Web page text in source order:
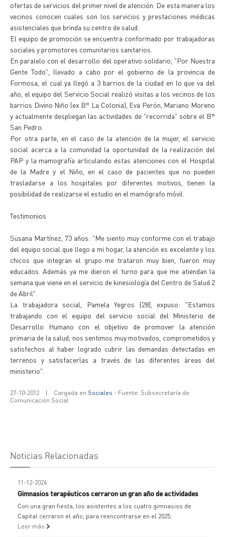
ofertas de servicios del primer nivel de atención. De esta manera los
vecinos conocen cuales son los servicios y prestaciones médicas
asistenciales que brinda su centro de salud.
El equipo de promoción se encuentra conformado por trabajadoras
sociales y promotores comunitarios sanitarios.
En paralelo con el desarrollo del operativo solidario, "Por Nuestra
Gente Todo", llevado a cabo por el gobierno de la provincia de
Formosa, el cual ya llegó a 3 barrios de la ciudad en lo que va del
año, el equipo del Servicio Social realizó visitas a los vecinos de los
barrios Divino Niño (ex B° La Colonia), Eva Perón, Mariano Moreno
y actualmente despliegan las actividades de "recorrida" sobre el B°
San Pedro.
Por otra parte, en el caso de la atención de la mujer, el servicio
social acerca a la comunidad la oportunidad de la realización del
PAP y la mamografía articulando estas atenciones con el Hospital
de la Madre y el Niño, en el caso de pacientes que no pueden
trasladarse a los hospitales por diferentes motivos, tienen la
posibilidad de realizarse el estudio en el mamógrafo móvil.
Testimonios
Susana Martínez, 73 años: "Me siento muy conforme con el trabajo
del equipo social que llego a mi hogar, la atención es excelente y los
chicos que integran el grupo me trataron muy bien, fueron muy
educados. Además ya me dieron el turno para que me atiendan la
semana que viene en el servicio de kinesiología del Centro de Salud 2
de Abril".
La trabajadora social, Pamela Yegros (28), expuso: "Estamos
trabajando con el equipo del servicio social del Ministerio de
Desarrollo Humano con el objetivo de promover la atención
primaria de la salud, nos sentimos muy motivados, comprometidos y
satisfechos al haber logrado cubrir las demandas detectadas en
terrenos y satisfacerlas a través de las diferentes áreas del
ministerio".
27-10-2012 | Cargada en Sociales - Fuente: Subsecretaría de
Comunicación Social
Noticias Relacionadas
11-12-2024
Gimnasios terapéuticos cerraron un gran año de actividades
Con una gran fiesta, los asistentes a los cuatro gimnasios de
Capital cerraron el año, para reencontrarse en el 2025.
Leer más